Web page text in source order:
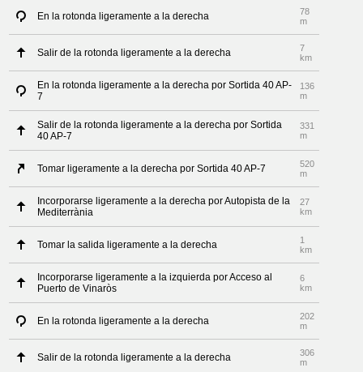
En la rotonda ligeramente a la derecha
78
m
Salir de la rotonda ligeramente a la derecha
7
km
En la rotonda ligeramente a la derecha por Sortida 40 AP-
7
136
m
Salir de la rotonda ligeramente a la derecha por Sortida
40 AP-7
331
m
Tomar ligeramente a la derecha por Sortida 40 AP-7
520
m
Incorporarse ligeramente a la derecha por Autopista de la
Mediterrània
27
km
Tomar la salida ligeramente a la derecha
1
km
Incorporarse ligeramente a la izquierda por Acceso al
Puerto de Vinaròs
6
km
En la rotonda ligeramente a la derecha
202
m
Salir de la rotonda ligeramente a la derecha
306
m